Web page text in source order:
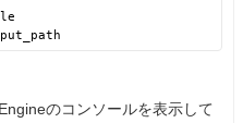
のコンソールを表示して